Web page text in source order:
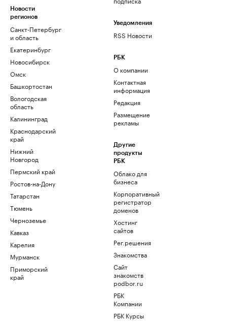
Новости
регионов
Санкт-Петербург
и область
Екатеринбург
Новосибирск
Омск
Башкортостан
Вологодская
область
Калининград
Краснодарский
край
Нижний
Новгород
Пермский край
Ростов-на-Дону
Татарстан
Тюмень
Черноземье
Кавказ
Карелия
Мурманск
Приморский
край
Уведомления
RSS Новости
РБК
О компании
Контактная
информация
Редакция
Размещение
рекламы
Другие
продукты
РБК
Облако для
бизнеса
Корпоративный
регистратор
доменов
Хостинг
сайтов
Рег.решения
Знакомства
Сайт
знакомств
podbor.ru
РБК
Компании
РБК Курсы